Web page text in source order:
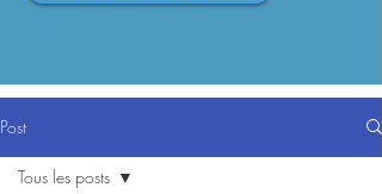
Post
Tous les posts